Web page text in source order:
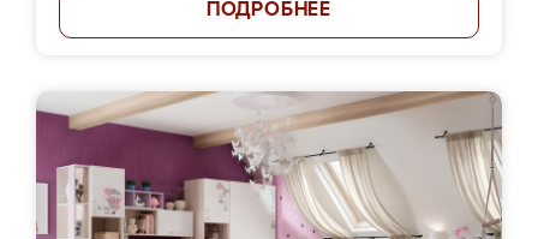
ПОДРОБНЕЕ